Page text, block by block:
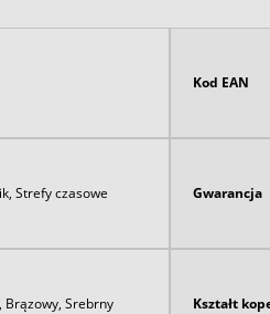
Kod EAN
Strefy czasowe Gwarancja
Brązowy, Srebrny Kształt